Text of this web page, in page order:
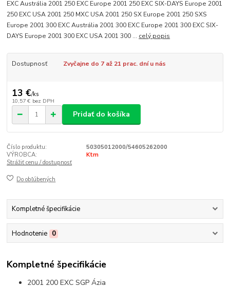
EXC Austrália 2001 250 EXC Europe 2001 250 EXC SIX-DAYS Europe 2001
250 EXC USA 2001 250 MXC USA 2001 250 SX Europe 2001 250 SXS
Europe 2001 300 EXC Austrália 2001 300 EXC Europe 2001 300 EXC SIX-
DAYS Europe 2001 300 EXC USA 2001 300 ... celý popis
Dostupnosť Zvyčajne do 7 až 21 prac. dní u nás
13 €/ks
10,57 € bez DPH
Pridať do košíka
Číslo produktu:
50305012000/54605262000
VÝROBCA:
Ktm
Strážiť cenu / dostupnosť
Do obľúbených
Kompletné špecifikácie
Hodnotenie 0
Kompletné špecifikácie
2001 200 EXC SGP Ázia